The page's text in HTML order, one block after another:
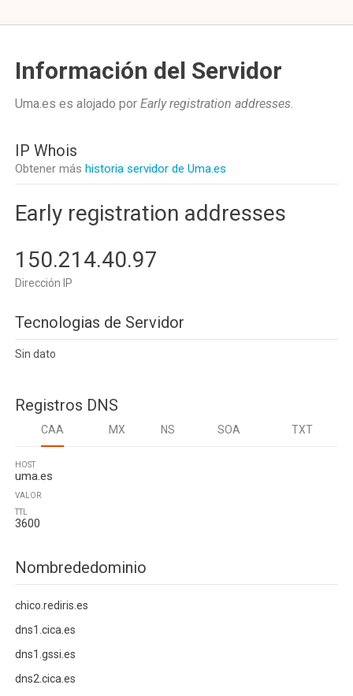
Información del Servidor
Uma.es es alojado por Early registration addresses.
IP Whois
Obtener más historia servidor de Uma.es
Early registration addresses
150.214.40.97
Dirección IP
Tecnologias de Servidor
Sin dato
Registros DNS
CAA MX NS SOA TXT
HOST
uma.es
VALOR
TTL
3600
Nombrededominio
chico.rediris.es
dns1.cica.es
dns1.gssi.es
dns2.cica.es